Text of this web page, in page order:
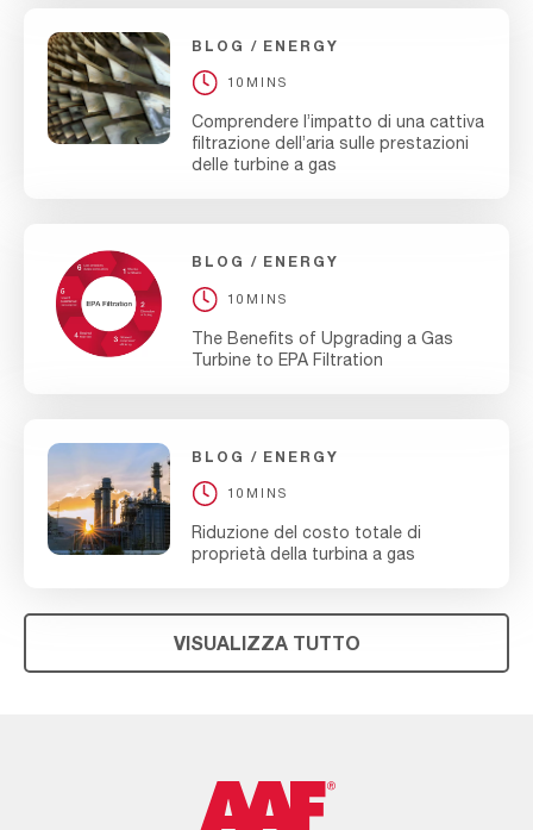
BLOG ENERGY
10MINS
Comprendere l’impatto di una cattiva
filtrazione dell’aria sulle prestazioni
delle turbine a gas
BLOG ENERGY
10MINS
The Benefits of Upgrading a Gas
Turbine to EPA Filtration
BLOG ENERGY
10MINS
Riduzione del costo totale di
proprietà della turbina a gas
VISUALIZZA TUTTO